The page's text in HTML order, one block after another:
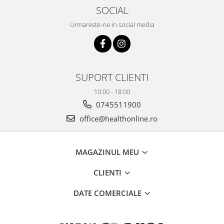
Nature Tech (11 produse)
Ommia Skincare & Mothercare (9
Pikdare - Pic Solutions (22
ProPhyto - ProVet SA (6 produse)
Rohto Pharmaceuticals Co (4
SOCIAL
Urmareste-ne in social media
SUPORT CLIENTI
10:00 - 18:00
0745511900
office@healthonline.ro
MAGAZINUL MEU
CLIENTI
DATE COMERCIALE